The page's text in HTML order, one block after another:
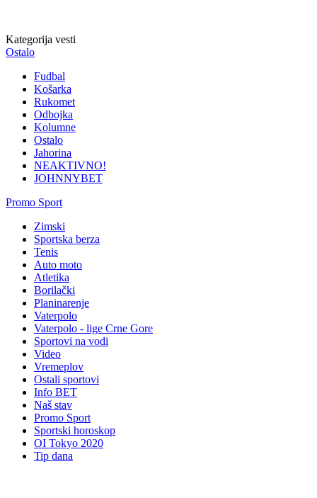
Kategorija vesti
Ostalo
Fudbal
Košarka
Rukomet
Odbojka
Kolumne
Ostalo
Jahorina
NEAKTIVNO!
JOHNNYBET
Promo Sport
Zimski
Sportska berza
Tenis
Auto moto
Atletika
Borilački
Planinarenje
Vaterpolo
Vaterpolo - lige Crne Gore
Sportovi na vodi
Video
Vremeplov
Ostali sportovi
Info BET
Naš stav
Promo Sport
Sportski horoskop
OI Tokyo 2020
Tip dana